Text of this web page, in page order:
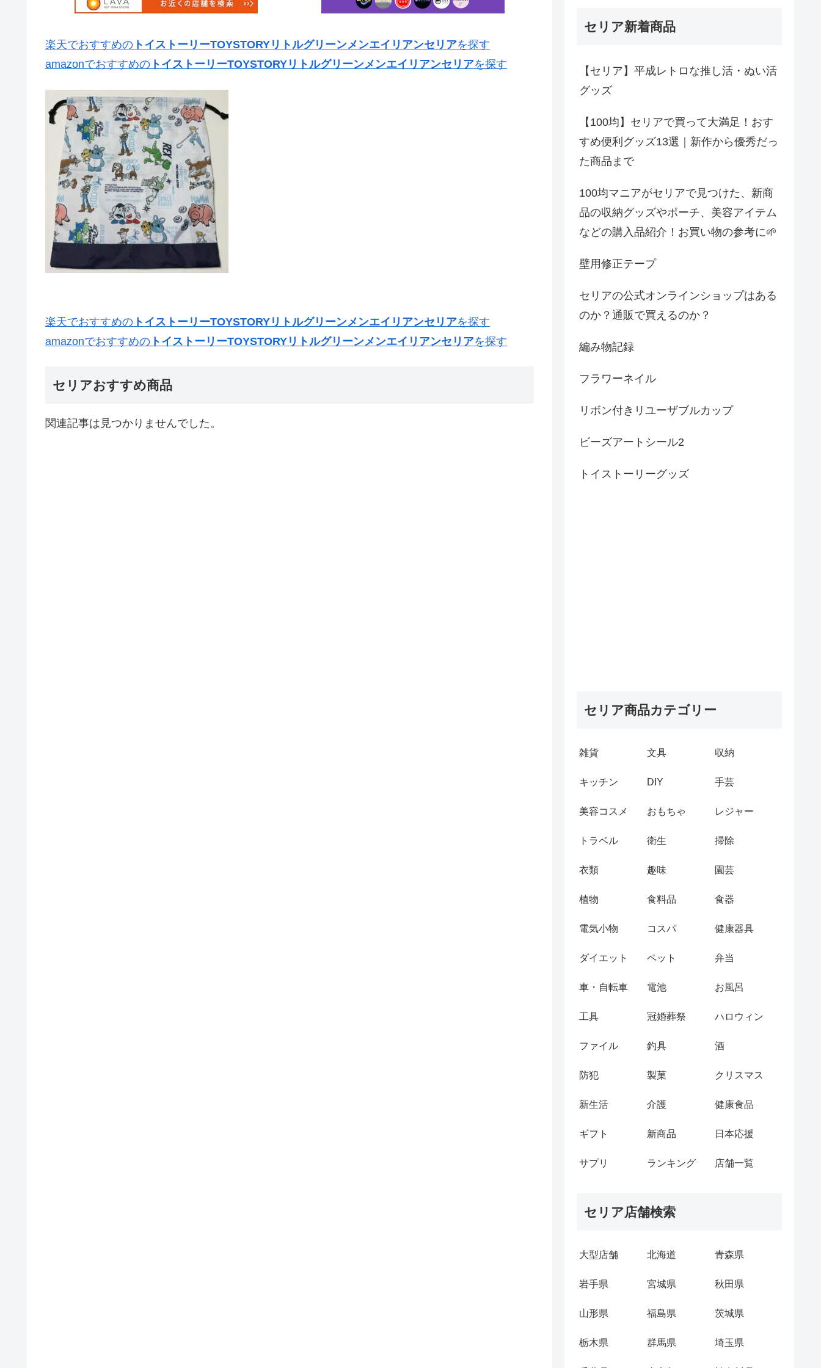
楽天でおすすめの トイストーリーTOYSTORYリトルグリーンメンエイリアンセリアを探す
amazonでおすすめの トイストーリーTOYSTORYリトルグリーンメンエイリアンセリアを探す
楽天でおすすめの トイストーリーTOYSTORYリトルグリーンメンエイリアンセリアを探す
amazonでおすすめの トイストーリーTOYSTORYリトルグリーンメンエイリアンセリアを探す
セリアおすすめ商品
関連記事は見つかりませんでした。
セリア新着商品
【セリア】平成レトロな推し活・ぬい活
グッズ
【100均】セリアで買って大満足！おす
すめ便利グッズ13選｜新作から優秀だっ
た商品まで
100均マニアがセリアで見つけた、新商
品の収納グッズやポーチ、美容アイテム
などの購入品紹介！お買い物の参考に🌱
壁用修正テープ
セリアの公式オンラインショップはある
のか？通販で買えるのか？
編み物記録
フラワーネイル
リボン付きリユーザブルカップ
ビーズアートシール2
トイストーリーグッズ
セリア商品カテゴリー
雑貨 文具 収納
キッチン DIY 手芸
美容コスメ おもちゃ レジャー
トラベル 衛生 掃除
衣類 趣味 園芸
植物 食料品 食器
電気小物 コスパ 健康器具
ダイエット ペット 弁当
車・自転車 電池 お風呂
工具 冠婚葬祭 ハロウィン
ファイル 釣具 酒
防犯 製菓 クリスマス
新生活 介護 健康食品
ギフト 新商品 日本応援
サプリ ランキング 店舗一覧
セリア店舗検索
大型店舗 北海道 青森県
岩手県 宮城県 秋田県
山形県 福島県 茨城県
栃木県 群馬県 埼玉県